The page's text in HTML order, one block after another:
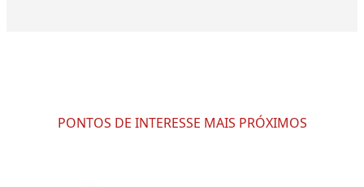
PONTOS DE INTERESSE MAIS PRÓXIMOS